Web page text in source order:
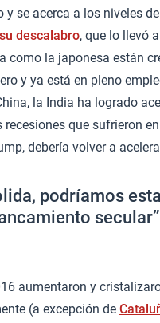
se acerca a los niveles
descalabro, que lo llevó
como la japonesa están
y ya está en pleno
la India ha logrado
que sufrieron
debería volver a
podríamos
aumentaron y
(a excepción de